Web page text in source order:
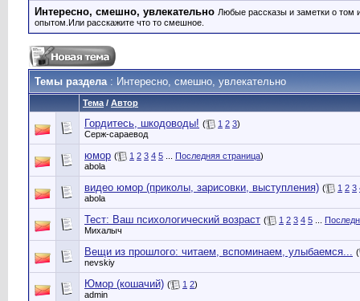
Интересно, смешно, увлекательно Любые рассказы и заметки о том
опытом.Или расскажите что то смешное.
Темы раздела: Интересно, смешно, увлекательно
Тема / Автор
Гордитесь, шкодоводы! ( 1 2 3)
Серж-сараевод
юмор ( 1 2 3 4 5 Последняя страница)
abola
видео юмор (приколы, зарисовки, выступления) ( 1 2 3
abola
Тест: Ваш психологический возраст ( 1 2 3 4 5
Михалыч
Вещи из прошлого: читаем, вспоминаем, улыбаемся... (
nevskiy
Юмор (кошачий) ( 1 2)
admin